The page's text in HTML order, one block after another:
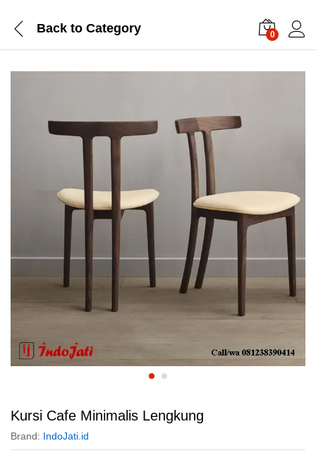
Back to Category 0
Kursi Cafe Minimalis Lengkung
Brand: IndoJati.id